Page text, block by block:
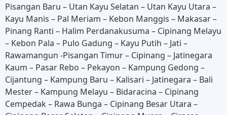
Pisangan Baru – Utan Kayu Selatan – Utan Kayu Utara –
Kayu Manis – Pal Meriam – Kebon Manggis – Makasar –
Pinang Ranti – Halim Perdanakusuma – Cipinang Melayu
– Kebon Pala – Pulo Gadung – Kayu Putih – Jati –
Rawamangun -Pisangan Timur – Cipinang – Jatinegara
Kaum – Pasar Rebo – Pekayon – Kampung Gedong –
Cijantung – Kampung Baru – Kalisari – Jatinegara – Bali
Mester – Kampung Melayu – Bidaracina – Cipinang
Cempedak – Rawa Bunga – Cipinang Besar Utara –